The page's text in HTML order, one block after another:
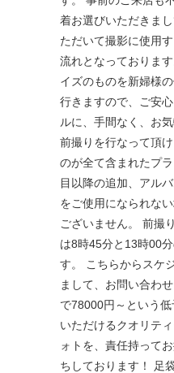
着お選びいただきま
ただいて撮影に使用
流れとなっておりま
イズのものを新婦様
行きますので、ご安
ルに、手間なく、お
前撮りを行なって頂
のが全て含まれたプ
目以降の追加、アル
をご使用になられな
ございません。 前撮
は8時45分と13時00
す。 こちらからスケ
まして、お問い合わ
で78000円～という
いただけるクオリテ
ォトを、責任持って
ちしております！ 足